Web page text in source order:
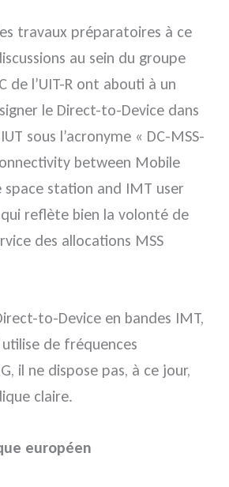
travaux préparatoires à ce
au sein du groupe
de l’UIT-R ont abouti à un
le Direct-to-Device dans
sous l’acronyme « DC-MSS-
between Mobile
space station and IMT user
reflète bien la volonté de
des allocations MSS
to-Device en bandes IMT,
de fréquences
il ne dispose pas, à ce jour,
claire.
européen